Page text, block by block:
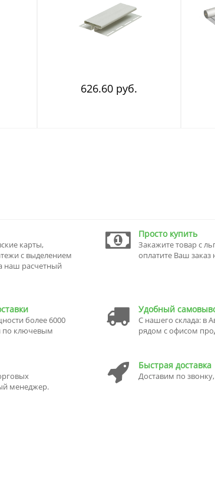
626.60 руб.
карты,
с выделением
наш расчетный
Просто купить
Закажите товар с
оплатите Ваш заказ
более 6000
по ключевым
Удобный
С нашего склада: в
рядом с офисом
менеджер.
Быстрая доставка
Доставим по